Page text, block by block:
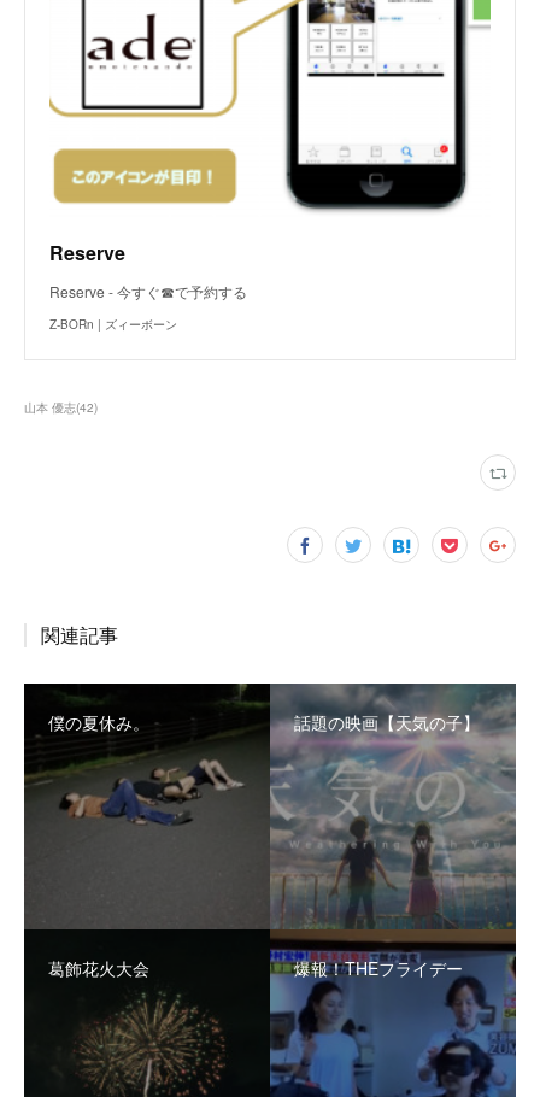
Reserve
Reserve - 今すぐ☎で予約する
Z-BORn | ズィーボーン
山本 優志(42)
関連記事
僕の夏休み。 話題の映画【天気の子】
葛飾花火大会 爆報！THEフライデー